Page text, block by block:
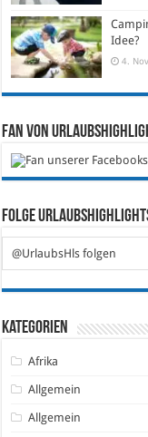
Idee?
4.
Fan von
Folge
@UrlaubsHls folgen
Kategorien
Afrika
Allgemein
Allgemein